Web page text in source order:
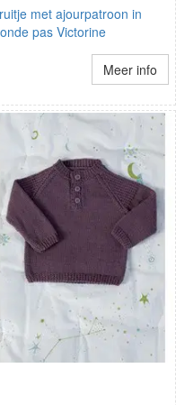
met ajourpatroon in
pas Victorine
Meer info